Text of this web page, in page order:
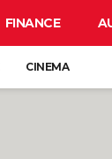
FINANCE
CINEMA